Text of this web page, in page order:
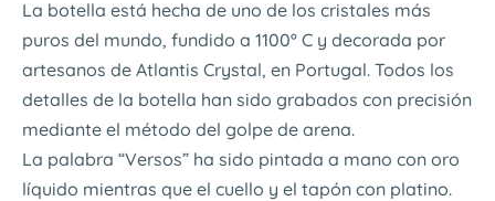
La botella está hecha de uno de los cristales más
puros del mundo, fundido a 1100º C y decorada por
artesanos de Atlantis Crystal, en Portugal. Todos los
detalles de la botella han sido grabados con precisión
mediante el método del golpe de arena.
La palabra “Versos” ha sido pintada a mano con oro
líquido mientras que el cuello y el tapón con platino.